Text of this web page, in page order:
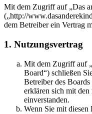
Mit dem Zugriff auf „Das
(„http://
dem Betreiber ein Vertrag
1. Nutzungsvertrag
Mit dem Zugriff auf
Board“) schließen
Betreiber des
erklären sich mit den
einverstanden.
Wenn Sie mit diesen